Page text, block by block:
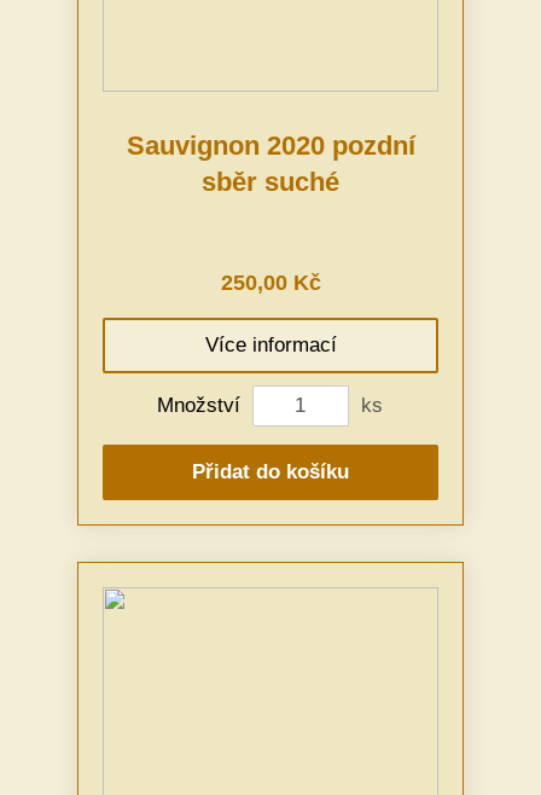
Sauvignon 2020 pozdní
sběr suché
250,00 Kč
Více informací
Množství ks
Přidat do košíku